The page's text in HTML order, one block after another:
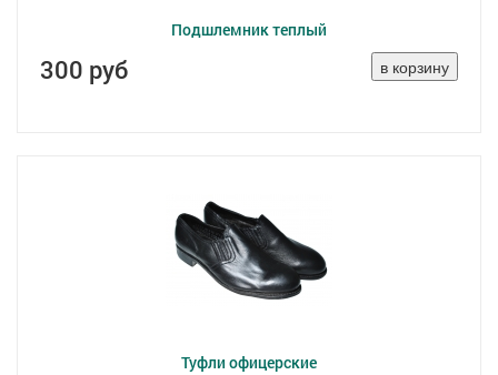
Подшлемник теплый
300 руб
Туфли офицерские